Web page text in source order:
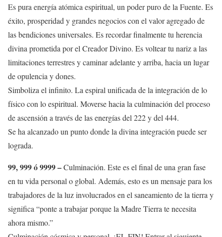
Es pura energía atómica espiritual, un poder puro de la Fuente. Es
éxito, prosperidad y grandes negocios con el valor agregado de
las bendiciones universales. Es recordar finalmente tu herencia
divina prometida por el Creador Divino. Es voltear tu nariz a las
limitaciones terrestres y caminar adelante y arriba, hacia un lugar
de opulencia y dones.
Simboliza el infinito. La espiral unificada de la integración de lo
físico con lo espiritual. Moverse hacia la culminación del proceso
de ascensión a través de las energías del 222 y del 444.
Se ha alcanzado un punto donde la divina integración puede ser
lograda.
99, 999 ó 9999 –Culminación. Este es el final de una gran fase
en tu vida personal o global. Además, esto es un mensaje para los
trabajadores de la luz involucrados en el saneamiento de la tierra y
significa “ponte a trabajar porque la Madre Tierra te necesita
ahora mismo.”